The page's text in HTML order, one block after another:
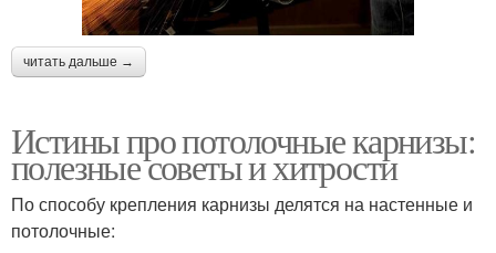
читать дальше →
Истины про потолочные карнизы:
полезные советы и хитрости
По способу крепления карнизы делятся на настенные и
потолочные: